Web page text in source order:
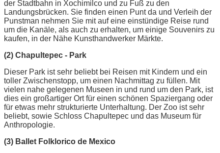
der Stadtbahn in Xochimilco und zu Fuß zu den
Landungsbrücken. Sie finden einen Punt da und Verleih der
Punstman nehmen Sie mit auf eine einstündige Reise rund
um die Kanäle, als auch zu erhalten, um einige Souvenirs zu
kaufen, in der Nähe Kunsthandwerker Märkte.
(2) Chapultepec - Park
Dieser Park ist sehr beliebt bei Reisen mit Kindern und ein
toller Zwischenstopp, um einen Nachmittag zu füllen. Mit
vielen nahe gelegenen Museen in und rund um den Park, ist
dies ein großartiger Ort für einen schönen Spaziergang oder
für etwas mehr strukturierte Unterhaltung. Der Zoo ist sehr
beliebt, sowie Schloss Chapultepec und das Museum für
Anthropologie.
(3) Ballet Folklorico de Mexico